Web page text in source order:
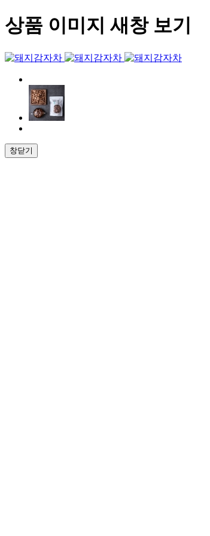
상품 이미지 새창 보기
창닫기